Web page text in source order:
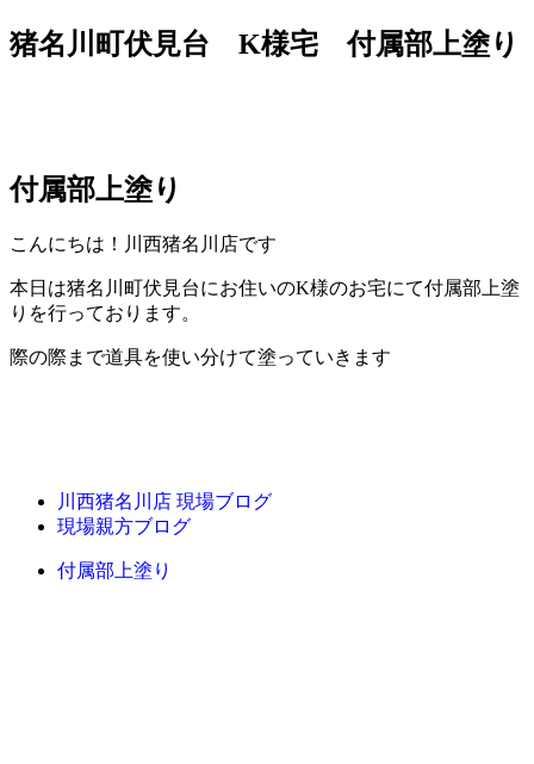
猪名川町伏見台 K様宅 付属部上塗り
付属部上塗り
こんにちは！川西猪名川店です
本日は猪名川町伏見台にお住いのK様のお宅にて付属部上塗
りを行っております。
際の際まで道具を使い分けて塗っていきます
川西猪名川店 現場ブログ
現場親方ブログ
付属部上塗り